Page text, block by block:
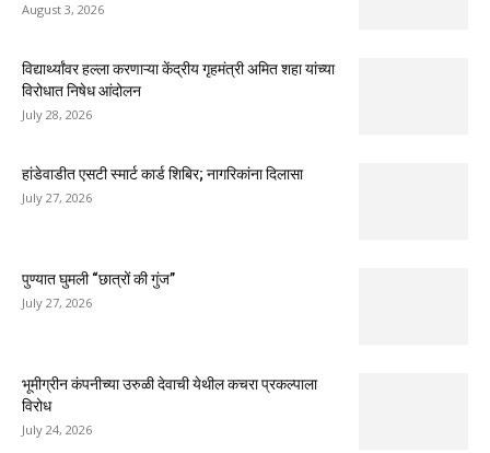
August 3, 2026
विद्यार्थ्यांवर हल्ला करणाऱ्या केंद्रीय गृहमंत्री अमित शहा यांच्या
विरोधात निषेध आंदोलन
July 28, 2026
हांडेवाडीत एसटी स्मार्ट कार्ड शिबिर; नागरिकांना दिलासा
July 27, 2026
पुण्यात घुमली “छात्रों की गुंज”
July 27, 2026
भूमीग्रीन कंपनीच्या उरुळी देवाची येथील कचरा प्रकल्पाला
विरोध
July 24, 2026